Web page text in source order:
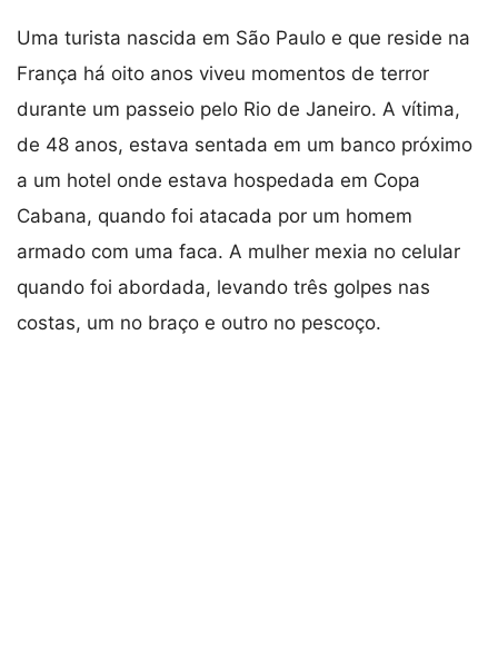
Uma turista nascida em São Paulo e que reside na
França há oito anos viveu momentos de terror
durante um passeio pelo Rio de Janeiro. A vítima,
de 48 anos, estava sentada em um banco próximo
a um hotel onde estava hospedada em Copa
Cabana, quando foi atacada por um homem
armado com uma faca. A mulher mexia no celular
quando foi abordada, levando três golpes nas
costas, um no braço e outro no pescoço.